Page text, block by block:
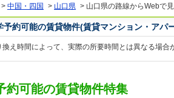
> 中国・四国 > 山口県 > 山口県の路線からWebで
予約可能の賃貸物件(賃貸マンション・アパ
え時間によって、実際の所要時間とは異なる場合
約可能の賃貸物件特集